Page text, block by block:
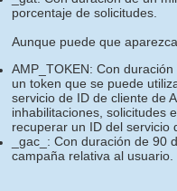
porcentaje de solicitudes.
Aunque puede que
AMP_TOKEN: Con
un token que se puede
servicio de ID de cliente de
inhabilitaciones, solicitudes
recuperar un ID del servicio
_gac_: Con duración de 90
campaña relativa al usuario.